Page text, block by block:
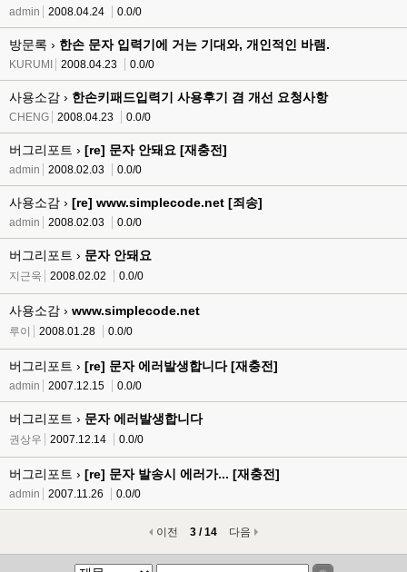
admin
2008.04.24 0.0/0
방문록 › 한손 문자 입력기에 거는 기대와, 개인적인 바램.
KURUMI 2008.04.23 0.0/0
사용소감 › 한손키패드입력기 사용후기 겸 개선 요청사항
CHENG 2008.04.23 0.0/0
버그리포트 › [re] 문자 안돼요 [재충전]
admin 2008.02.03 0.0/0
사용소감 › [re] www.simplecode.net [죄송]
admin 2008.02.03 0.0/0
버그리포트 › 문자 안돼요
지근욱 2008.02.02 0.0/0
사용소감 › www.simplecode.net
루이 2008.01.28 0.0/0
버그리포트 › [re] 문자 에러발생합니다 [재충전]
admin 2007.12.15 0.0/0
버그리포트 › 문자 에러발생합니다
권상우 2007.12.14 0.0/0
버그리포트 › [re] 문자 발송시 에러가... [재충전]
admin 2007.11.26 0.0/0
이전 3 / 14 다음